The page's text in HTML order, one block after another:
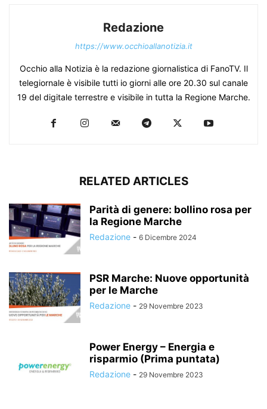
Redazione
https://www.occhioallanotizia.it
Occhio alla Notizia è la redazione giornalistica di FanoTV. Il
telegiornale è visibile tutti io giorni alle ore 20.30 sul canale
19 del digitale terrestre e visibile in tutta la Regione Marche.
RELATED ARTICLES
Parità di genere: bollino rosa per
la Regione Marche
Redazione - 6 Dicembre 2024
PSR Marche: Nuove opportunità
per le Marche
Redazione - 29 Novembre 2023
Power Energy – Energia e
risparmio (Prima puntata)
Redazione - 29 Novembre 2023